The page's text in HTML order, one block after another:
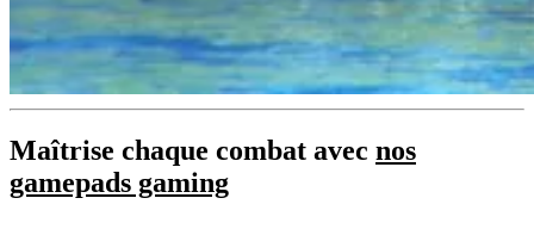
Maîtrise chaque combat avec nos
gamepads gaming